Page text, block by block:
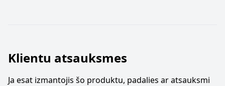
Klientu atsauksmes
Ja esat izmantojis šo produktu, padalies ar atsauksmi